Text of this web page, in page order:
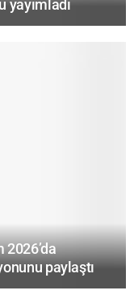
yayımladı
2026’da
paylaştı